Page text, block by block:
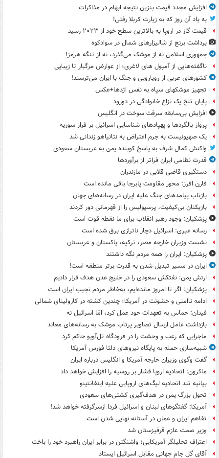
افزایش مجدد قیمت بنزین نتیجه ابهام در مذاکرات
به یاد آن روز که به زیارت کربلا رفتی!
قیمت گاز در اروپا به بالاترین سطح خود از ۲۰۲۳ رسید
برداشت برنج از شالیزارهای شمال در سوادکوه
جمهوری اسلامی نه از موشک می‌گذرد، نه از تنگه هرمز!
ناگفته‌هایی از آمپول های لاغری؛ از عوارض مرگبار تا زیبایی
کشورهای عربی از رویارویی و جنگ با ایران می‌ترسند!
تجهیز موشکهای سپاه به نفس اژدها+عکس
پایان تلخ یک نزاع خانوادگی در دورود
افزایش بی‌سابقه سرقت سوخت در انگلیس
پرواز بالگردها و پهپادهای شناسایی اسرائیل بر فراز سوریه
یک صهیونیست به جرم اعتراض به نتانیاهو زندانی شد
واکنش کمال شرف به پاسخ کوبنده یمن به عربستان سعودی
قدرت نظامی ایران فراتر از برآوردها
دستگیری قاضی قلابی در مازندران
فارن افرز: محور مقاومت پابرجا باقی مانده است
بازتاب پیامدهای جنگ علیه ایران در رسانه‌های جهان
بازیکنان بی‌کیفیت، پرسپولیس را از قهرمانی دور کردند
پزشکیان: وجود رهبر انقلاب برای ما نقطه قوت است
رسانه عبری: اسرائیل دچار ناترازی برق شده است
نشست وزیران خارجه مصر، ترکیه، پاکستان و عربستان
پزشکیان: ایران را همه مردم نگه داشتند
ایران در مسیر تبدیل شدن به قدرت برتر منطقه است!
ارتش یمن: نفتکش سعودی را در خلیج عدن هدف قرار دادیم
پزشکیان: اگر تا امروز مانده‌ایم، به‌خاطر مردم نجیب ایران است
ادامه ناامنی و خشونت در آمریکا؛ چندین کشته در کارولینای شمالی
فیدان: حماس به تعهدات خود عمل کرد، امّا اسرائیل نه
بازداشت عامل ارسال تصاویر پرتاب موشک به رسانه‌های معاند
ماجرایی که رعب و وحشت را در فرودگاه تل‌آویو حاکم کرد
شبیه‌سازی حمله به پایگاه نیروهای دلتا فورس آمریکا
گفت وگوی وزیران خارجه آمریکا و انگلیس درباره ایران
ماکرون: اتحادیه اروپا فشار بر روسیه را افزایش خواهد داد
بیانیه تند اتحادیه لیگ‌های اروپایی علیه اینفانتینو
تحول بزرگ یمن در هدف‌گیری کشتی‌های سعودی
آمریکا: گفتگوهای لبنان و اسرائیل فردا ازسرگرفته خواهد شد!
تفاهم ایران و عمان در آستانه نهایی شدن است
وزیر صمت عازم قرقیزستان شد
اعتراف تحلیلگر آمریکایی؛ واشنگتن در برابر ایران راهبرد خود را باخت
آقای گل جام جهانی مقابل اسرائیل ایستاد